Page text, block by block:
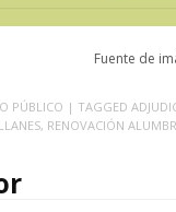
Fuente de
PÚBLICO | TAGGED
LLANES, RENOVACIÓN